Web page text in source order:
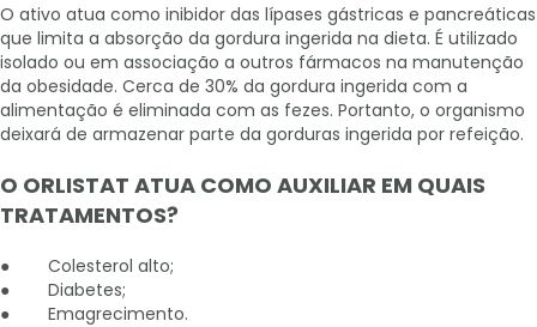
O ativo atua como inibidor das lípases gástricas e pancreáticas
que limita a absorção da gordura ingerida na dieta. É utilizado
isolado ou em associação a outros fármacos na manutenção
da obesidade. Cerca de 30% da gordura ingerida com a
alimentação é eliminada com as fezes. Portanto, o organismo
deixará de armazenar parte da gorduras ingerida por refeição.
O ORLISTAT ATUA COMO AUXILIAR EM QUAIS
TRATAMENTOS?
● Colesterol alto;
● Diabetes;
● Emagrecimento.